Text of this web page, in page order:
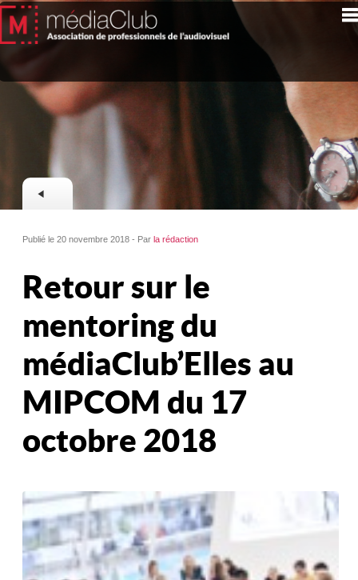
Publié le 20 novembre 2018 - Parla rédaction
Retour sur le
mentoring du
médiaClub’Elles au
MIPCOM du 17
octobre 2018